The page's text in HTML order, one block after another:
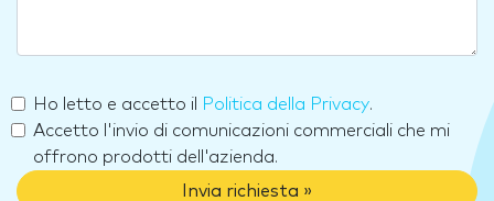
Ho letto e accetto il Politica della Privacy.
Accetto l'invio di comunicazioni commerciali che mi
offrono prodotti dell'azienda.
Invia richiesta »